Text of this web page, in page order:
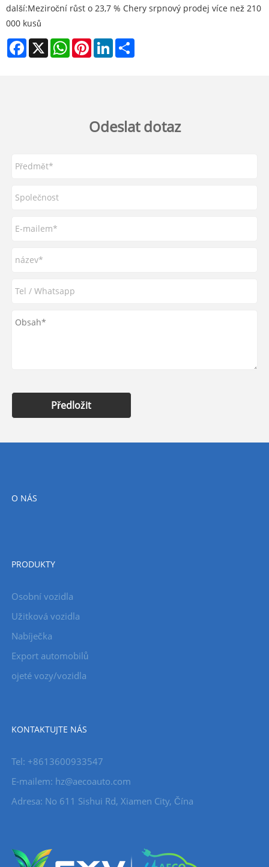
další:Meziroční růst o 23,7 % Chery srpnový prodej více než 210
000 kusů
Facebook
X WhatsAppPinterestLinkedIn
Odeslat dotaz
Předložit
O NÁS
PRODUKTY
Osobní vozidla
Užitková vozidla
Nabíječka
Export automobilů
ojeté vozy/vozidla
KONTAKTUJTE NÁS
Tel: +8613600933547
E-mailem: hz@aecoauto.com
Adresa: No 611 Sishui Rd, Xiamen City, Čína